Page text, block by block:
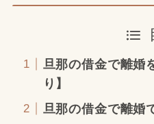
旦那の借金で離婚
り】
旦那の借金で離婚